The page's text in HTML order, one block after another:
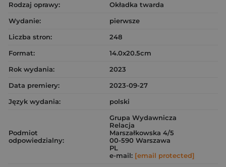
Rodzaj oprawy:
Okładka twarda
Wydanie:
pierwsze
Liczba stron:
248
Format:
14.0x20.5cm
Rok wydania:
2023
Data premiery:
2023-09-27
Język wydania:
polski
Podmiot
odpowiedzialny:
Grupa Wydawnicza
Relacja
Marszałkowska 4/5
00-590 Warszawa
PL
e-mail: [email protected]